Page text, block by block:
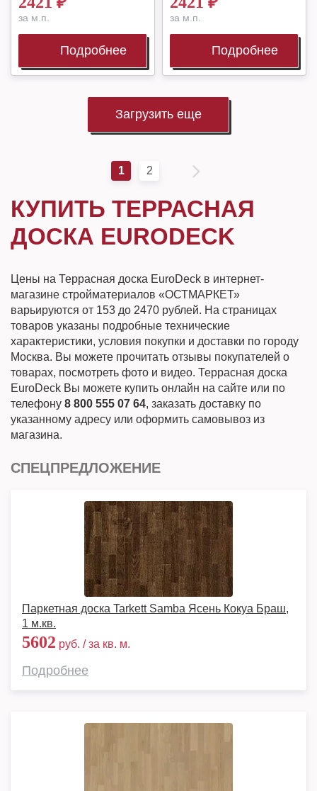
за м.п.
Подробнее
за м.п.
Подробнее
Загрузить еще
1 2
КУПИТЬ ТЕРРАСНАЯ
ДОСКА EURODECK
Цены на Террасная доска EuroDeck в интернет-
магазине стройматериалов «ОСТМАРКЕТ»
варьируются от 153 до 2470 рублей. На страницах
товаров указаны подробные технические
характеристики, условия покупки и доставки по городу
Москва. Вы можете прочитать отзывы покупателей о
товарах, посмотреть фото и видео. Террасная доска
EuroDeck Вы можете купить онлайн на сайте или по
телефону 8 800 555 07 64, заказать доставку по
указанному адресу или оформить самовывоз из
магазина.
СПЕЦПРЕДЛОЖЕНИЕ
Паркетная доска Tarkett Samba Ясень Кокуа Браш,
1 м.кв.
5602 руб. / за кв. м.
Подробнее